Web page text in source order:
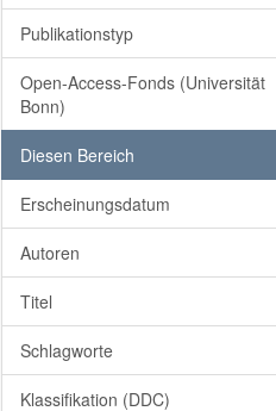
Publikationstyp
Open-Access-Fonds (Universität
Bonn)
Diesen Bereich
Erscheinungsdatum
Autoren
Titel
Schlagworte
Klassifikation (DDC)